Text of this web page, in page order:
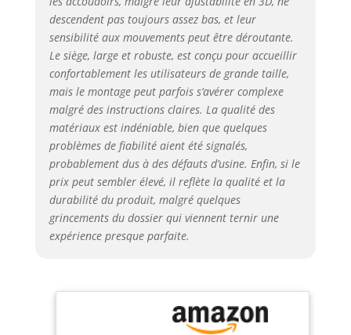
Réglé en position
maximale, il se
réinitialise
intelligemment pour
un usage intuitif.
Soutien Lombaire
Élastique 3 Zones: La
chaise de bureau
Hbada E3 Air
révolutionne le confort
dorsal : son coussin
lombaire à 8 réglages
(rotation
interne/externe de
40°, ajustement
épouse
dynamiquement votre
cambrure. Un système
descendent pas toujours assez bas, et leur
sensibilité aux mouvements peut être déroutante.
Le siège, large et robuste, est conçu pour accueillir
confortablement les utilisateurs de grande taille,
mais le montage peut parfois s’avérer complexe
malgré des instructions claires. La qualité des
matériaux est indéniable, bien que quelques
problèmes de fiabilité aient été signalés,
probablement dus à des défauts d’usine. Enfin, si le
prix peut sembler élevé, il reflète la qualité et la
durabilité du produit, malgré quelques
grincements du dossier qui viennent ternir une
expérience presque parfaite.